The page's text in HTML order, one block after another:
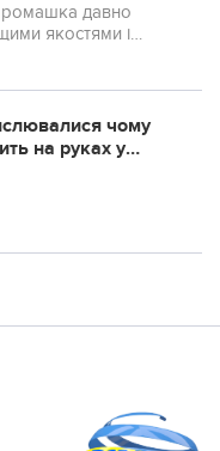
ромашка давно
якостями і
себе в
недуг, пише zvistka.
чому
на руках у